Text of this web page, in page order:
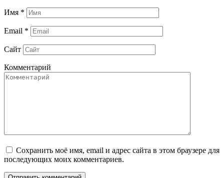
Имя *
Email *
Сайт
Комментарий
Сохранить моё имя, email и адрес сайта в этом браузере для
последующих моих комментариев.